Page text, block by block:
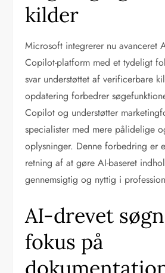
kilder
Microsoft integrerer nu avanceret
Copilot-platform med et tydeligt
svar understøttet af verificerbare
opdatering forbedrer
Copilot og understøtter
specialister med mere pålidelige
oplysninger. Denne forbedring er
retning af at gøre AI-baseret
gennemsigtig og nyttig i
AI-drevet
fokus på